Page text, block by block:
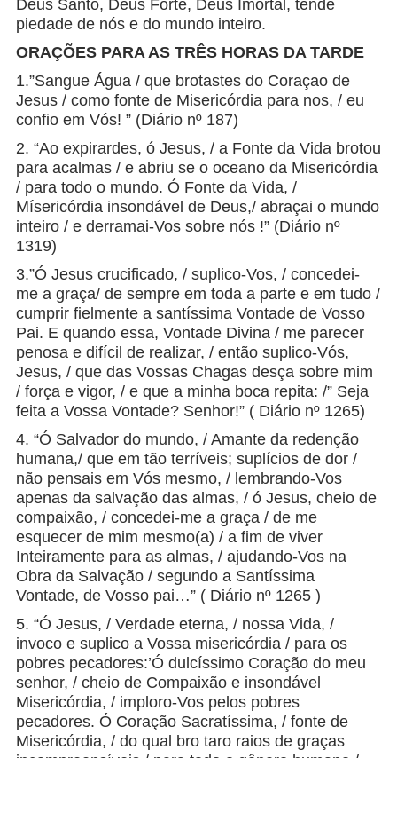
Deus Santo, Deus Forte, Deus Imortal, tende
piedade de nós e do mundo inteiro.
ORAÇÕES PARA AS TRÊS HORAS DA TARDE
1.”Sangue Água / que brotastes do Coraçao de
Jesus / como fonte de Misericórdia para nos, / eu
confio em Vós! ” (Diário nº 187)
2. “Ao expirardes, ó Jesus, / a Fonte da Vida brotou
para acalmas / e abriu se o oceano da Misericórdia
/ para todo o mundo. Ó Fonte da Vida, /
Mísericórdia insondável de Deus,/ abraçai o mundo
inteiro / e derramai-Vos sobre nós !” (Diário nº
1319)
3.”Ó Jesus crucificado, / suplico-Vos, / concedei-
me a graça/ de sempre em toda a parte e em tudo /
cumprir fielmente a santíssima Vontade de Vosso
Pai. E quando essa, Vontade Divina / me parecer
penosa e difícil de realizar, / então suplico-Vós,
Jesus, / que das Vossas Chagas desça sobre mim
/ força e vigor, / e que a minha boca repita: /” Seja
feita a Vossa Vontade? Senhor!” ( Diário nº 1265)
4. “Ó Salvador do mundo, / Amante da redenção
humana,/ que em tão terríveis; suplícios de dor /
não pensais em Vós mesmo, / lembrando-Vos
apenas da salvação das almas, / ó Jesus, cheio de
compaixão, / concedei-me a graça / de me
esquecer de mim mesmo(a) / a fim de viver
Inteiramente para as almas, / ajudando-Vos na
Obra da Salvação / segundo a Santíssima
Vontade, de Vosso pai…” ( Diário nº 1265 )
5. “Ó Jesus, / Verdade eterna, / nossa Vida, /
invoco e suplico a Vossa misericórdia / para os
pobres pecadores:’Ó dulcíssimo Coração do meu
senhor, / cheio de Compaixão e insondável
Misericórdia, / imploro-Vos pelos pobres
pecadores. Ó Coração Sacratíssima, / fonte de
Misericórdia, / do qual bro taro raios de graças
incompreensíveis / para todo o gênero humano,/